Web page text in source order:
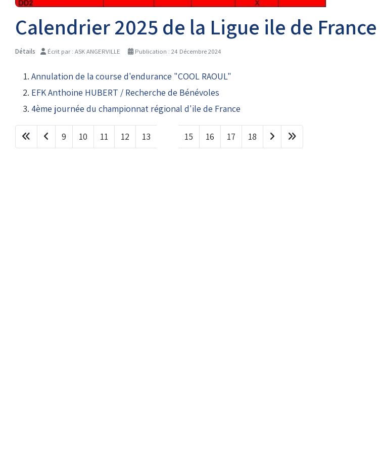
Calendrier 2025 de la Ligue ile de France
Détails Écrit par : ASK ANGERVILLE Publication : 24 Décembre 2024
Annulation de la course d'endurance "COOL RAOUL"
EFK Anthoine HUBERT / Recherche de Bénévoles
4ème journée du championnat régional d'ile de France
9 10 11 12 13 15 16 17 18
Homologation circuit